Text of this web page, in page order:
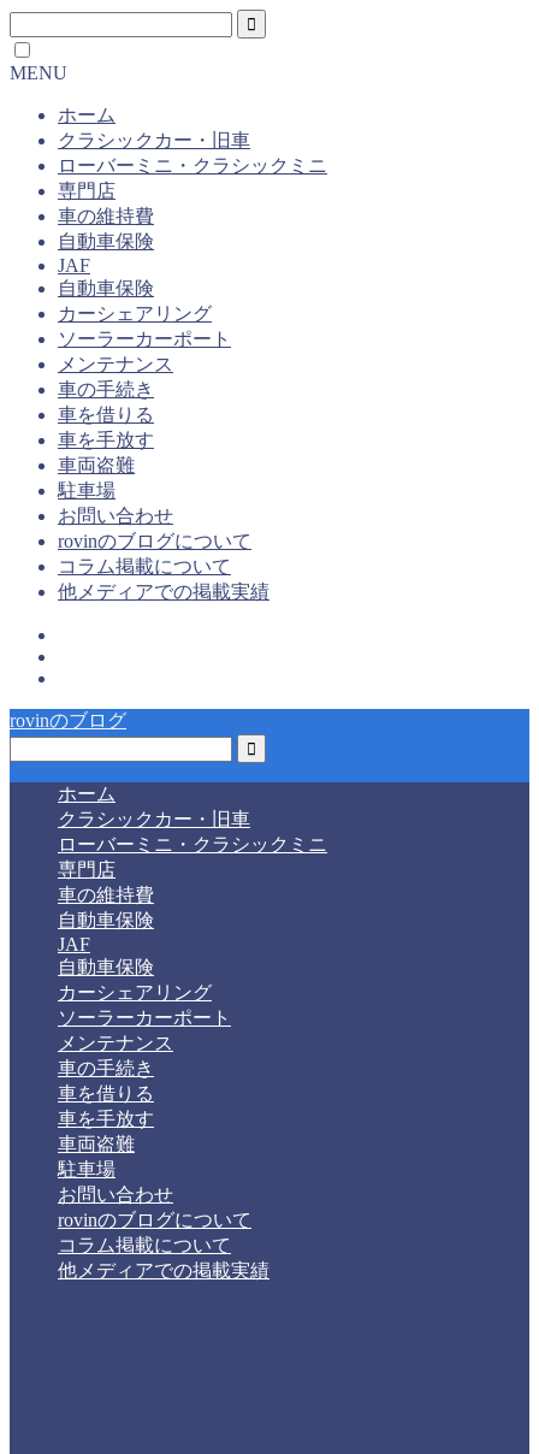
MENU
ホーム
クラシックカー・旧車
ローバーミニ・クラシックミニ
専門店
車の維持費
自動車保険
JAF
自動車保険
カーシェアリング
ソーラーカーポート
メンテナンス
車の手続き
車を借りる
車を手放す
車両盗難
駐車場
お問い合わせ
rovinのブログについて
コラム掲載について
他メディアでの掲載実績
rovinのブログ
ホーム
クラシックカー・旧車
ローバーミニ・クラシックミニ
専門店
車の維持費
自動車保険
JAF
自動車保険
カーシェアリング
ソーラーカーポート
メンテナンス
車の手続き
車を借りる
車を手放す
車両盗難
駐車場
お問い合わせ
rovinのブログについて
コラム掲載について
他メディアでの掲載実績